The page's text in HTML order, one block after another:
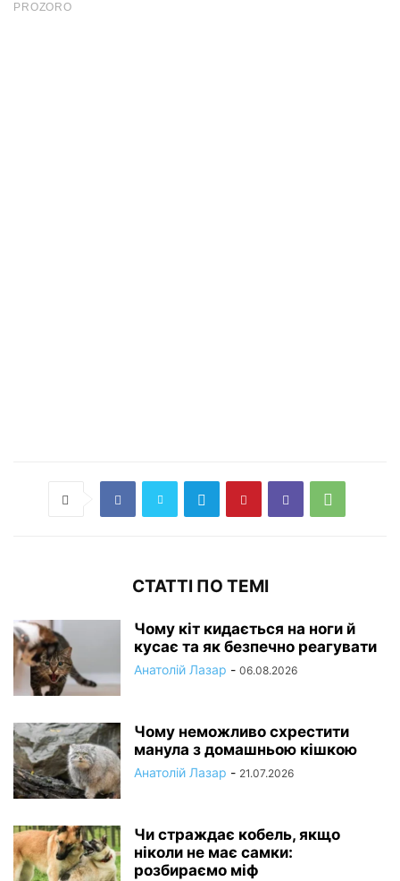
СТАТТІ ПО ТЕМІ
Чому кіт кидається на ноги й
кусає та як безпечно реагувати
Анатолій Лазар - 06.08.2026
Чому неможливо схрестити
манула з домашньою кішкою
Анатолій Лазар - 21.07.2026
Чи страждає кобель, якщо
ніколи не має самки:
розбираємо міф